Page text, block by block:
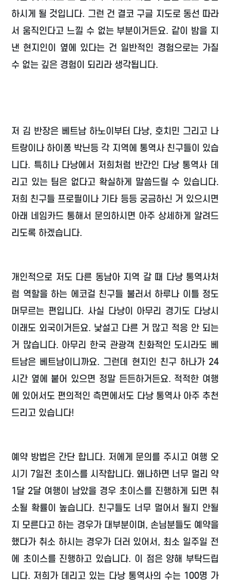
하시게 될 것입니다. 그런 건 결코 구글 지도로 동선 따라
서 움직인다고 느낄 수 없는 부분이거든요. 같이 밤을 지
낸 현지인이 옆에 있다는 건 일반적인 경험으로는 가질
수 없는 깊은 경험이 되리라 생각됩니다.
저 김 반장은 베트남 하노이부터 다낭, 호치민 그리고 나
트랑이나 하이퐁 박닌등 각 지역에 통역사 친구들이 있습
니다. 특히나 다낭에서 저희처럼 반간인 다낭 통역사 데
리고 있는 팀은 없다고 확실하게 말씀드릴 수 있습니다.
저희 친구들 프로필이나 기타 등등 궁금하신 거 있으시면
아래 네임카드 통해서 문의하시면 아주 상세하게 알려드
리도록 하겠습니다.
개인적으로 저도 다른 동남아 지역 갈 때 다낭 통역사처
럼 역할을 하는 에코걸 친구들 불러서 하루나 이틀 정도
머무르는 편입니다. 사실 다낭이 아무리 경기도 다낭시
이래도 외국이거든요. 낯설고 다른 거 많고 적응 안 되는
거 많습니다. 아무리 한국 관광객 친화적인 도시라도 베
트남은 베트남이니까요. 그런데 현지인 친구 하나가 24
시간 옆에 붙어 있으면 정말 든든하거든요. 적적한 여행
에 있어서도 편의적인 측면에서도 다낭 통역사 아주 추천
드리고 있습니다!
예약 방법은 간단 합니다. 저에게 문의를 주시고 여행 오
시기 7일전 초이스를 시작합니다. 왜나하면 너무 멀리 약
1달 2달 여행이 남았을 경우 초이스를 진행하게 되면 취
소될 확률이 높습니다. 친구들도 너무 멀어서 될지 안될
지 모른다고 하는 경우가 대부분이며, 손님분들도 예약을
했다가 취소 하시는 경우가 더러 있어서, 최소 일주일 전
에 초이스를 진행하고 있습니다. 이 점은 양해 부탁드립
니다. 저희가 데리고 있는 다낭 통역사의 수는 100명 가